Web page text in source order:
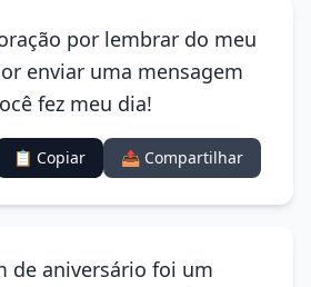
por lembrar do meu
enviar uma mensagem
fez meu dia!
📋 Copiar 📤 Compartilhar
de aniversário foi um